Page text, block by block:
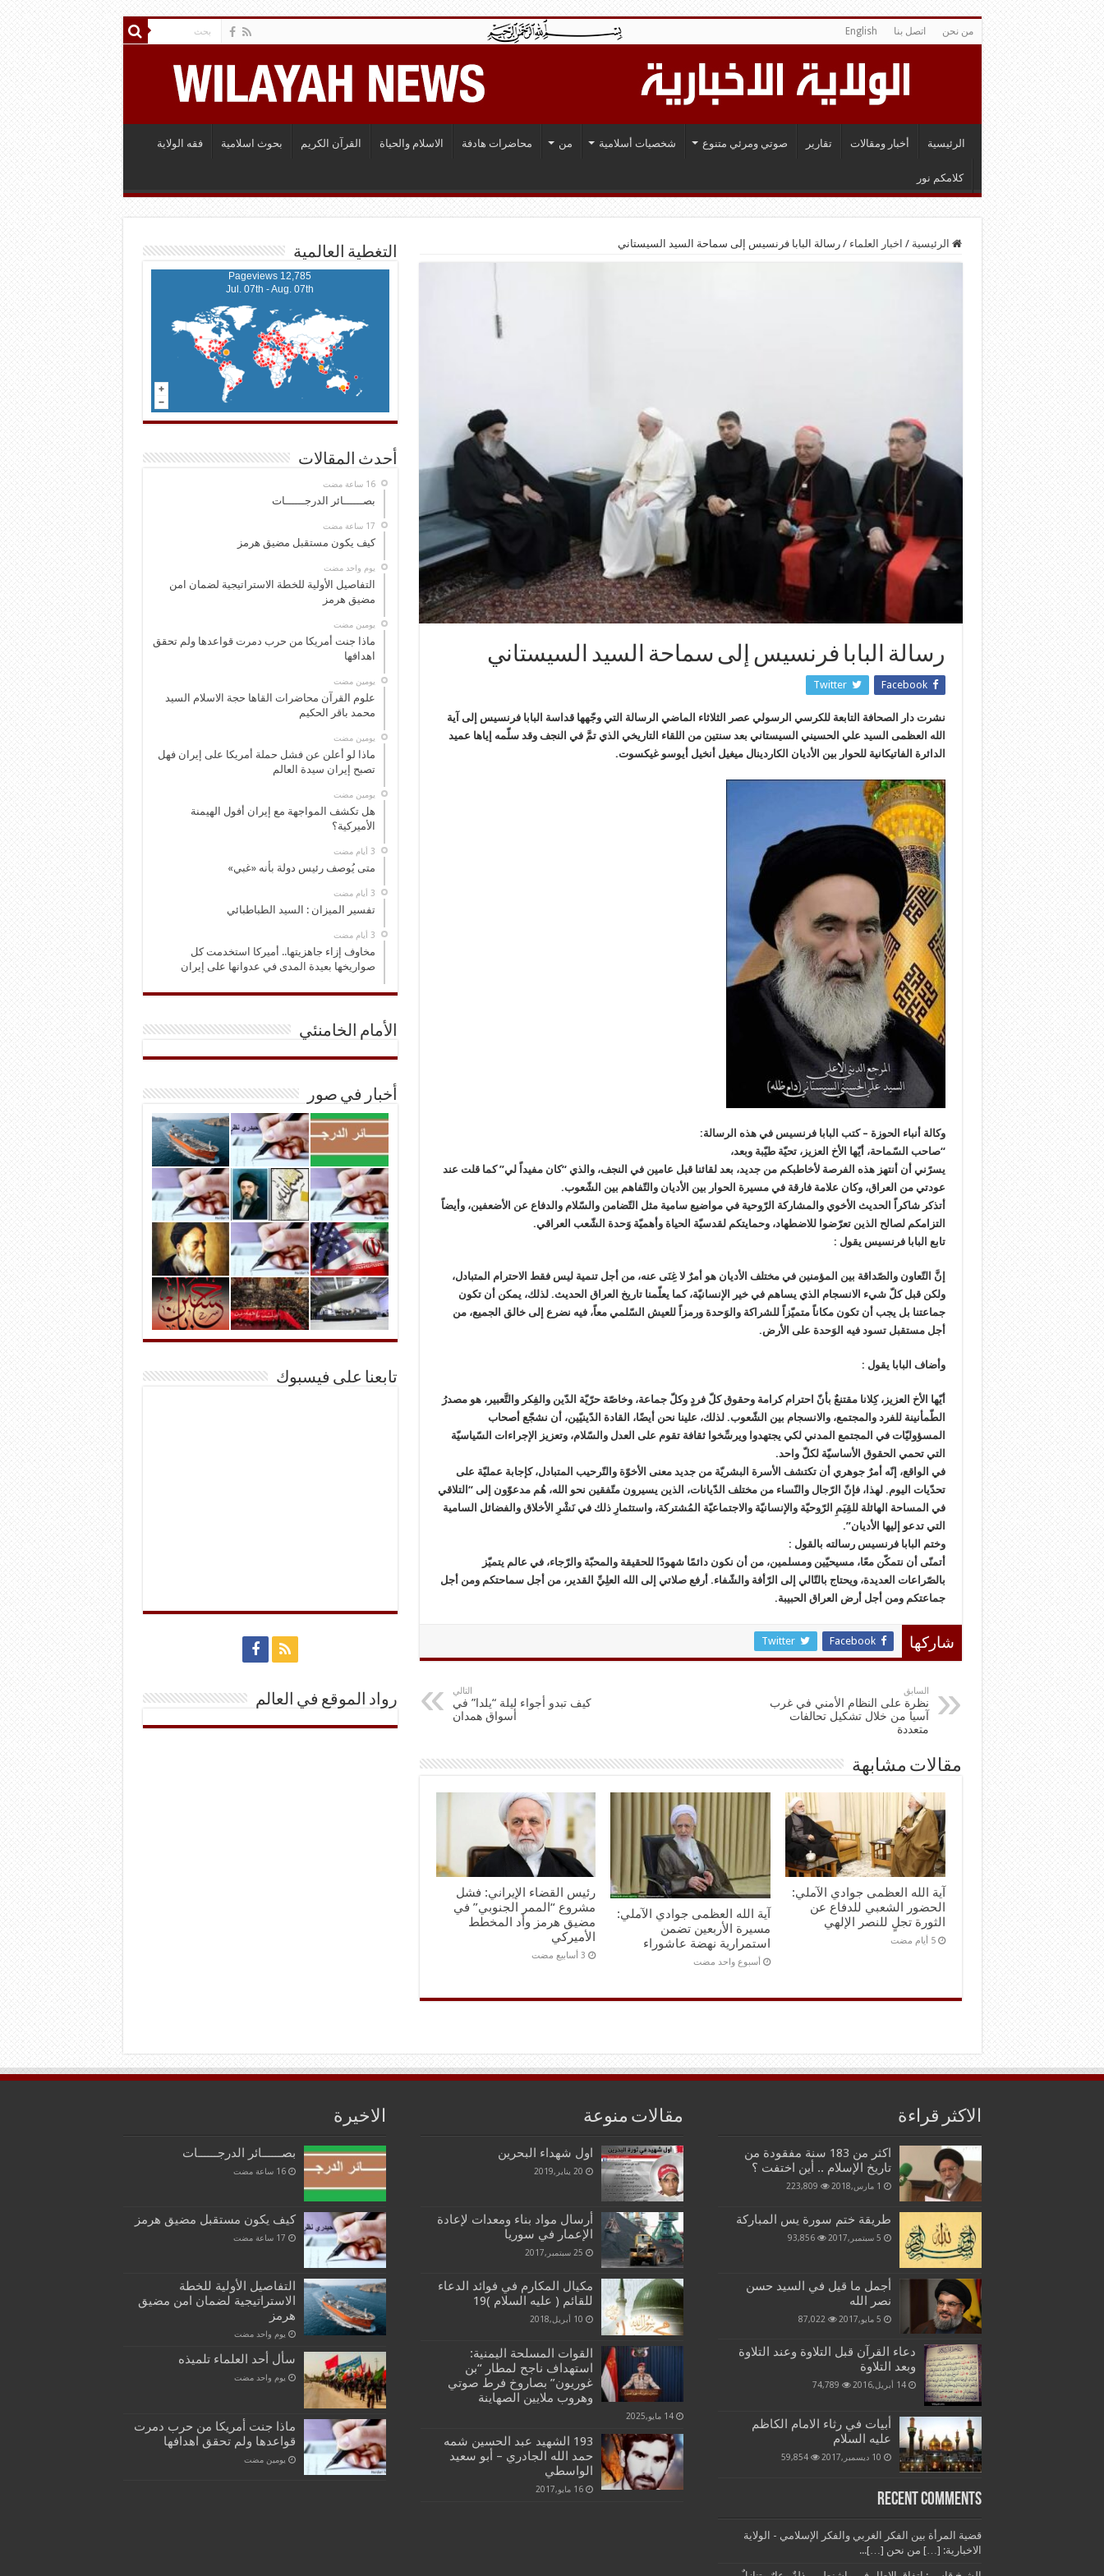
من نحن اتصل بنا English
الرئيسية أخبار ومقالات تقارير صوتي ومرئي متنوع شخصيات أسلامية من محاضرات هادفة الاسلام والحياة القرآن الكريم بحوث اسلامية فقه الولاية
كلامكم نور
الرئيسية / اخبار العلماء / رسالة البابا فرنسيس إلى سماحة السيد السيستاني
رسالة البابا فرنسيس إلى سماحة السيد السيستاني
Facebook
Twitter
نشرت دار الصحافة التابعة للكرسي الرسولي عصر الثلاثاء الماضي الرسالة التي وجّهها قداسة البابا فرنسيس إلى آية
الله العظمى السيد علي الحسيني السيستاني بعد سنتين من اللقاء التاريخي الذي تمَّ في النجف وقد سلّمه إياها عميد
الدائرة الفاتيكانية للحوار بين الأديان الكاردينال ميغيل أنخيل أيوسو غيكسوت.
وكالة أنباء الحوزة – كتب البابا فرنسيس في هذه الرسالة:
“صاحب السّماحة، أيّها الأخ العزيز، تحيّة طيّبة وبعد،
يسرًني أن أنتهز هذه الفرصة لأخاطبكم من جديد، بعد لقائنا قبل عامين في النجف، والذي “كان مفيداً لي” كما قلت عند
عودتي من العراق، وكان علامة فارقة في مسيرة الحوار بين الأديان والتّفاهم بين الشّعوب.
أتذكر شاكراً الحديث الأخوي والمشاركة الرّوحية في مواضيع سامية مثل التّضامن والسّلام والدفاع عن الأضعفين، وأيضاً
التزامكم لصالح الذين تعرّضوا للاضطهاد، وحمايتكم لقدسيّة الحياة وأهميّة وَحدة الشّعب العراقي.
تابع البابا فرنسيس يقول :
إنَّ التّعاون والصّداقة بين المؤمنين في مختلف الأديان هو أمرٌ لا غِنَى عنه، من أجل تنمية ليس فقط الاحترام المتبادل،
ولكن قبل كلّ شيء الانسجام الذي يساهم في خير الإنسانيّة، كما يعلّمنا تاريخ العراق الحديث. لذلك، يمكن أن تكون
جماعتنا بل يجب أن تكون مكاناً متميّزاً للشراكة والوَحدة ورمزاً للعيش السّلمي معاً، فيه نضرع إلى خالق الجميع، من
أجل مستقبل تسود فيه الوَحدة على الأرض.
وأضاف البابا يقول :
أيّها الأخ العزيز، كِلانا مقتنعٌ بأنّ احترام كرامة وحقوق كلّ فردٍ وكلّ جماعة، وخاصّة حرّيّة الدّين والفِكر والتَّعبير، هو مصدرُ
الطّمأنينة للفرد والمجتمع، والانسجام بين الشّعوب. لذلك، علينا نحن أيضًا، القادة الدّينيّين، أن نشجّع أصحاب
المسؤوليّات في المجتمع المدني لكي يجتهدوا ويرسِّخوا ثقافة تقوم على العدل والسّلام، وتعزيز الإجراءات السّياسيّة
التي تحمي الحقوق الأساسيّة لكلّ واحد.
في الواقع، إنّه أمرٌ جوهري أن تكتشف الأسرة البشريّة من جديد معنى الأخوّة والتّرحيب المتبادل، كإجابة عمليّة على
تحدّيات اليوم. لهذا، فإنّ الرّجال والنّساء من مختلف الدّيانات، الذين يسيرون متّفقين نحو الله، هُم مدعوّون إلى “التلاقي
في المساحة الهائلة للقِيَمِ الرّوحيّة والإنسانيّة والاجتماعيّة المُشتركة، واستثمارِ ذلك في نَشْرِ الأخلاق والفضائل السامية
التي تدعو إليها الأديان”.
وختم البابا فرنسيس رسالته بالقول :
أتمنّى أن نتمكّن معًا، مسيحيّين ومسلمين، من أن نكون دائمًا شهودًا للحقيقة والمحبّة والرّجاء، في عالم يتميّز
بالصّراعات العديدة، ويحتاج بالتّالي إلى الرّأفة والشّفاء. أرفع صلاتي إلى الله العلِيِّ القدير، من أجل سماحتكم ومن أجل
جماعتكم ومن أجل أرض العراق الحبيبة.
شاركها Facebook
Twitter
السابق
نظرة على النظام الأمني ​​في غرب
آسيا من خلال تشكيل تحالفات
متعددة
التالي
كيف تبدو أجواء لیلة “یلدا” في
أسواق همدان
مقالات مشابهة
آية الله العظمى جوادي الآملي:
الحضور الشعبي للدفاع عن
الثورة تجلٍ للنصر الإلهي
‏5 أيام مضت
آية الله العظمى جوادي الآملي:
مسيرة الأربعين تضمن
استمرارية نهضة عاشوراء
‏أسبوع واحد مضت
رئيس القضاء الإيراني: فشل
مشروع “الممر الجنوبي” في
مضيق هرمز وأد المخطط
الأميركي
التغطية العالمية
12,785 Pageviews
Jul. 07th - Aug. 07th
أحدث المقالات
‏16 ساعة مضت
بصــــــائر الدرجــــــات
كيف يكون مستقبل مضيق هرمز
‏يوم واحد مضت
التفاصيل الأولية للخطة الاستراتيجية لضمان امن
مضيق هرمز
‏يومين مضت
ماذا جنت أمريكا من حرب دمرت قواعدها ولم تحقق
اهدافها
‏يومين مضت
علوم القرآن محاضرات القاها حجة الاسلام السيد
محمد باقر الحكيم
‏يومين مضت
ماذا لو أعلن عن فشل حملة أمريكا على إيران فهل
تصبح إيران سيدة العالم
‏يومين مضت
هل تكشف المواجهة مع إيران أفول الهيمنة
الأميركية؟
متى يُوصف رئيس دولة بأنه «غبي»
تفسير الميزان : السيد الطباطبائي
مخاوف إزاء جاهزيتها.. أميركا استخدمت كل
صواريخها بعيدة المدى في عدوانها على إيران
الأمام الخامنئي
أخبار في صور
تابعنا على فيسبوك
رواد الموقع في العالم
الاكثر قراءة
اكثر من 183 سنة مفقودة من
تاريخ الإسلام .. أين اختفت ؟
1 مارس,2018 223,809
طريقة ختم سورة يس المباركة
5 سبتمبر,2017 93,856
أجمل ما قيل في السيد حسن
نصر الله
5 مايو,2017 87,022
دعاء القرآن قبل التلاوة وعند التلاوة
وبعد التلاوة
14 أبريل,2016 74,789
أبيات في رثاء الامام الكاظم
عليه السلام
10 ديسمبر,2017 59,854
Recent Comments
قضية المرأة بين الفكر الغربي والفكر الإسلامي - الولاية
الاخبارية: […] من نحن […]...
مقالات منوعة
اول شهداء البحرين
20 يناير,2019
أرسال مواد بناء ومعدات لإعادة
الإعمار في سوريا
25 سبتمبر,2017
مكيال المكارم في فوائد الدعاء
للقائم ( عليه السلام )19
10 أبريل,2018
القوات المسلحة اليمنية:
استهداف ناجح لمطار “بن
غوريون” بصاروخ فرط صوتي
وهروب ملايين الصهاينة
14 مايو,2025
193 الشهيد عبد الحسين شمه
حمد الله الجادري – أبو سعيد
الواسطي
16 مايو,2017
الاخيرة
بصــــــائر الدرجــــــات
كيف يكون مستقبل مضيق هرمز
التفاصيل الأولية للخطة
الاستراتيجية لضمان امن مضيق
هرمز
‏يوم واحد مضت
سأل أحد العلماء تلميذه
‏يوم واحد مضت
ماذا جنت أمريكا من حرب دمرت
قواعدها ولم تحقق اهدافها
‏يومين مضت